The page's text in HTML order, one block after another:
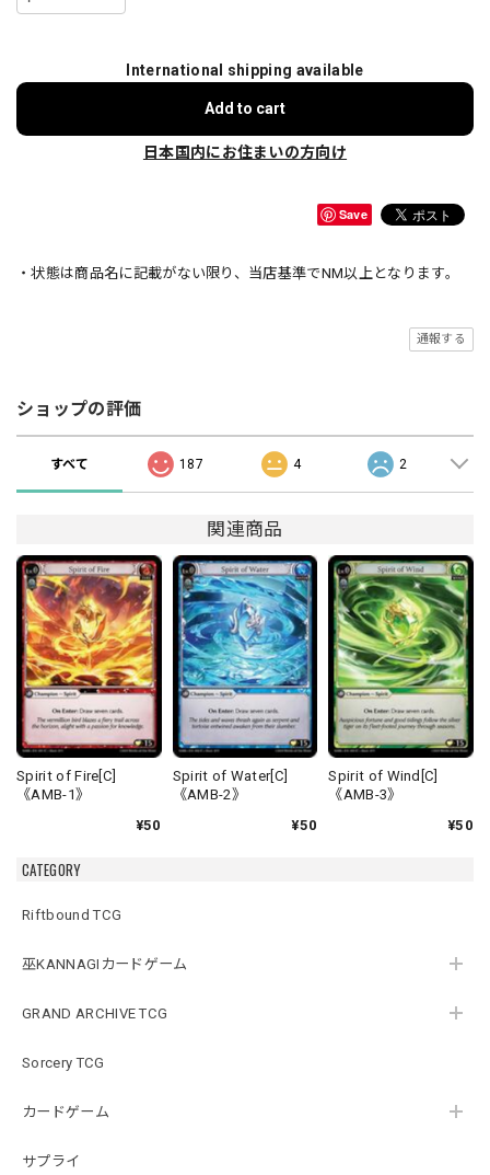
CATEGORY
Riftbound TCG
巫KANNAGIカードゲーム
GRAND ARCHIVE TCG
Sorcery TCG
カードゲーム
サプライ
International shipping available
Add to cart
日本国内にお住まいの方向け
Save
・状態は商品名に記載がない限り、当店基準でNM以上となります。
通報する
ショップの評価
すべて 187 4 2
関連商品
Spirit of Fire[C]
《AMB-1》
¥50
Spirit of Water[C]
《AMB-2》
¥50
Spirit of Wind[C]
《AMB-3》
¥50